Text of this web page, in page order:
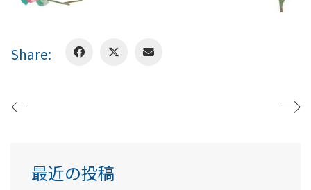
Share:
最近の投稿